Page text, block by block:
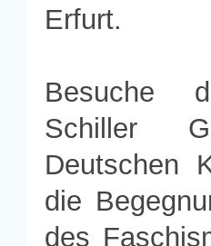
Erfurt.
Besuche
Schiller
Deutschen
die
des